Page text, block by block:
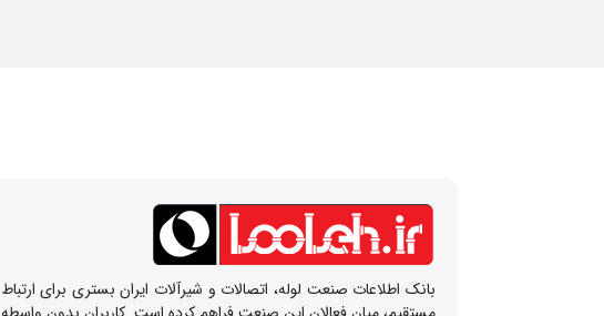
بانک اطلاعات صنعت لوله، اتصالات و شیرآلات ایران بستری برای ارتباط